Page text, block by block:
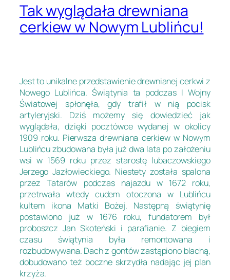
Tak wyglądała drewniana
cerkiew w Nowym Lublińcu!
Jest to unikalne przedstawienie drewnianej cerkwi z
Nowego Lublińca. Świątynia ta podczas I Wojny
Światowej spłonęła, gdy trafił w nią pocisk
artyleryjski. Dziś możemy się dowiedzieć jak
wyglądała, dzięki pocztówce wydanej w okolicy
1909 roku. Pierwsza drewniana cerkiew w Nowym
Lublińcu zbudowana była już dwa lata po założeniu
wsi w 1569 roku przez starostę lubaczowskiego
Jerzego Jazłowieckiego. Niestety została spalona
przez Tatarów podczas najazdu w 1672 roku,
przetrwała wtedy cudem otoczona w Lublińcu
kultem ikona Matki Bożej. Następną świątynię
postawiono już w 1676 roku, fundatorem był
proboszcz Jan Skoteński i parafianie. Z biegiem
czasu świątynia była remontowana i
rozbudowywana. Dach z gontów zastąpiono blachą,
dobudowano też boczne skrzydła nadając jej plan
krzyża.